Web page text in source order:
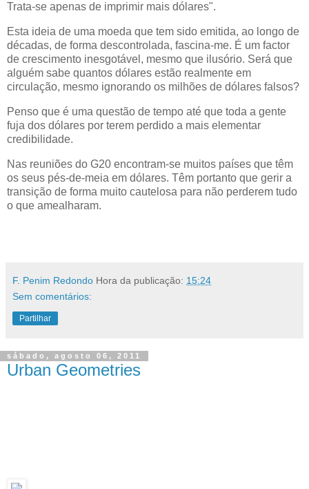
Trata-se apenas de imprimir mais dólares".
Esta ideia de uma moeda que tem sido emitida, ao longo de
décadas, de forma descontrolada, fascina-me. É um factor
de crescimento inesgotável, mesmo que ilusório. Será que
alguém sabe quantos dólares estão realmente em
circulação, mesmo ignorando os milhões de dólares falsos?
Penso que é uma questão de tempo até que toda a gente
fuja dos dólares por terem perdido a mais elementar
credibilidade.
Nas reuniões do G20 encontram-se muitos países que têm
os seus pés-de-meia em dólares. Têm portanto que gerir a
transição de forma muito cautelosa para não perderem tudo
o que amealharam.
F. Penim Redondo Hora da publicação: 15:24
Sem comentários:
Partilhar
sábado, agosto 06, 2011
Urban Geometries